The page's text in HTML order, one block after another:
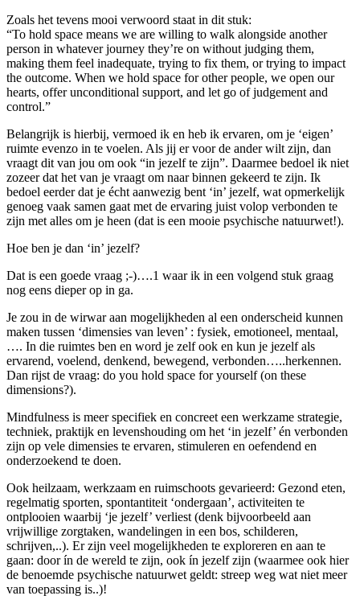
Zoals het tevens mooi verwoord staat in dit stuk:
“To hold space means we are willing to walk alongside another
person in whatever journey they’re on without judging them,
making them feel inadequate, trying to fix them, or trying to impact
the outcome. When we hold space for other people, we open our
hearts, offer unconditional support, and let go of judgement and
control.”
Belangrijk is hierbij, vermoed ik en heb ik ervaren, om je ‘eigen’
ruimte evenzo in te voelen. Als jij er voor de ander wilt zijn, dan
vraagt dit van jou om ook “in jezelf te zijn”. Daarmee bedoel ik niet
zozeer dat het van je vraagt om naar binnen gekeerd te zijn. Ik
bedoel eerder dat je écht aanwezig bent ‘in’ jezelf, wat opmerkelijk
genoeg vaak samen gaat met de ervaring juist volop verbonden te
zijn met alles om je heen (dat is een mooie psychische natuurwet!).
Hoe ben je dan ‘in’ jezelf?
Dat is een goede vraag ;-)….1 waar ik in een volgend stuk graag
nog eens dieper op in ga.
Je zou in de wirwar aan mogelijkheden al een onderscheid kunnen
maken tussen ‘dimensies van leven’ : fysiek, emotioneel, mentaal,
…. In die ruimtes ben en word je zelf ook en kun je jezelf als
ervarend, voelend, denkend, bewegend, verbonden…..herkennen.
Dan rijst de vraag: do you hold space for yourself (on these
dimensions?).
Mindfulness is meer specifiek en concreet een werkzame strategie,
techniek, praktijk en levenshouding om het ‘in jezelf’ én verbonden
zijn op vele dimensies te ervaren, stimuleren en oefendend en
onderzoekend te doen.
Ook heilzaam, werkzaam en ruimschoots gevarieerd: Gezond eten,
regelmatig sporten, spontantiteit ‘ondergaan’, activiteiten te
ontplooien waarbij ‘je jezelf’ verliest (denk bijvoorbeeld aan
vrijwillige zorgtaken, wandelingen in een bos, schilderen,
schrijven,..). Er zijn veel mogelijkheden te exploreren en aan te
gaan: door ín de wereld te zijn, ook ín jezelf zijn (waarmee ook hier
de benoemde psychische natuurwet geldt: streep weg wat niet meer
van toepassing is..)!